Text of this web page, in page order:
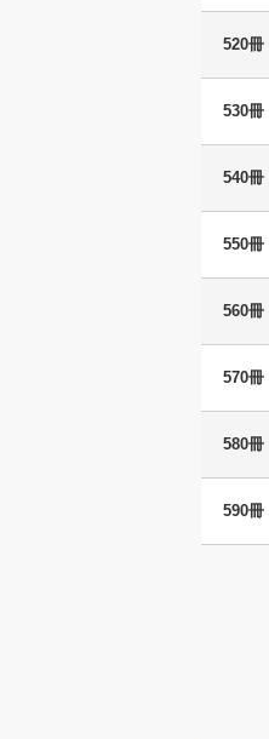
520冊
530冊
540冊
550冊
560冊
570冊
580冊
590冊